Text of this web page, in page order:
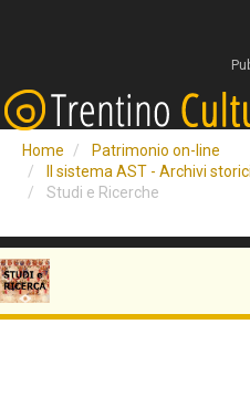
Home
Patrimonio on-line
Il sistema AST - Archivi
Studi e Ricerche